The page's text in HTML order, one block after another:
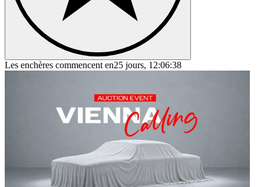
Les enchères commencent en25 jours, 12:06:38